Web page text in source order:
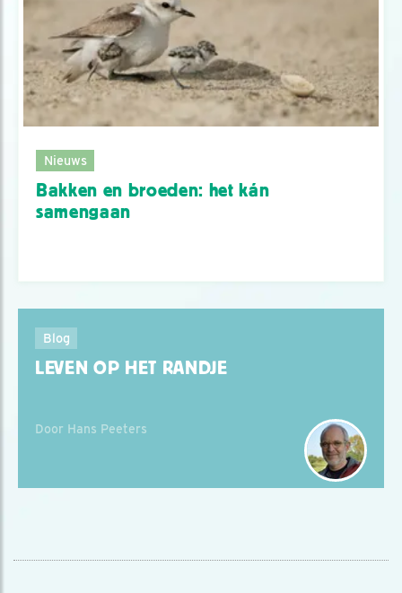
Nieuws
Bakken en broeden: het kán
samengaan
Blog
LEVEN OP HET RANDJE
Door Hans Peeters